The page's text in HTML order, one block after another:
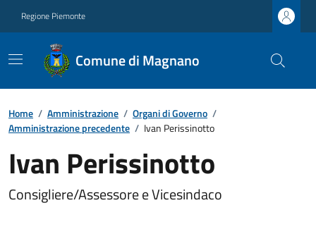
Regione Piemonte
Comune di Magnano
Home / Amministrazione / Organi di Governo /
Amministrazione precedente / Ivan Perissinotto
Ivan Perissinotto
Consigliere/Assessore e Vicesindaco